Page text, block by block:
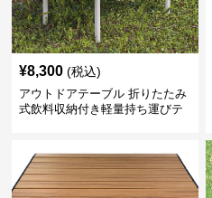
¥8,300 (税込)
アウトドアテーブル 折りたたみ
式飲料収納付き軽量持ち運びテ